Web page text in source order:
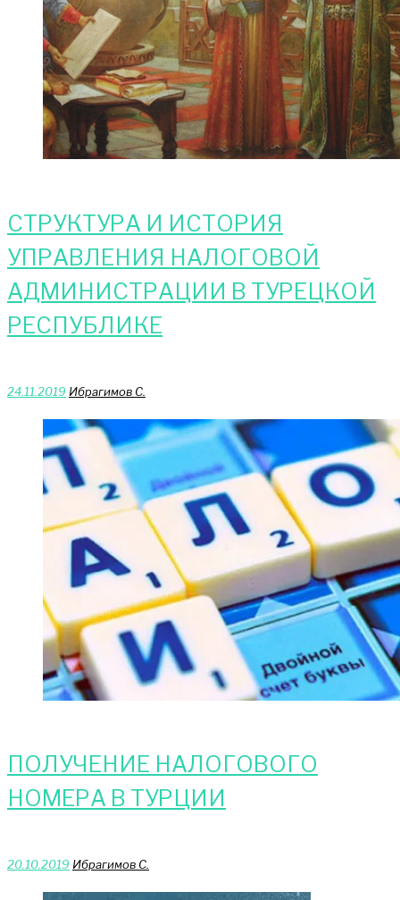
СТРУКТУРА И ИСТОРИЯ
УПРАВЛЕНИЯ НАЛОГОВОЙ
АДМИНИСТРАЦИИ В ТУРЕЦКОЙ
РЕСПУБЛИКЕ
24.11.2019 Ибрагимов С.
ПОЛУЧЕНИЕ НАЛОГОВОГО
НОМЕРА В ТУРЦИИ
20.10.2019 Ибрагимов С.